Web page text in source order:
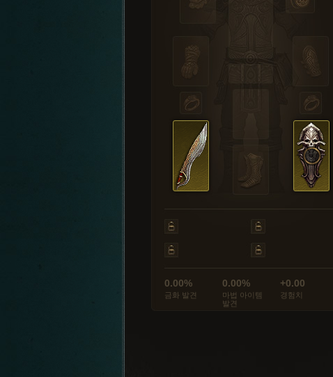
0.00%
금화 발견
0.00%
마법 아이템
발견
+0.00
경험치